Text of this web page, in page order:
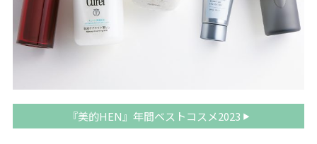
『美的HEN』年間ベストコスメ2023